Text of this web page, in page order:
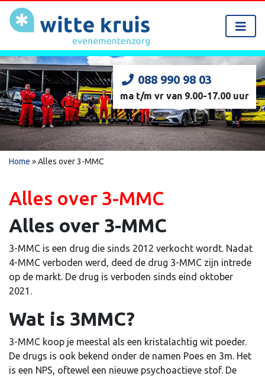
088 990 98 03
ma t/m vr van 9.00-17.00 uur
Home »Alles over 3-MMC
Alles over 3-MMC
Alles over 3-MMC
3-MMC is een drug die sinds 2012 verkocht wordt. Nadat
4-MMC verboden werd, deed de drug 3-MMC zijn intrede
op de markt. De drug is verboden sinds eind oktober
2021.
Wat is 3MMC?
3-MMC koop je meestal als een kristalachtig wit poeder.
De drugs is ook bekend onder de namen Poes en 3m. Het
is een NPS, oftewel een nieuwe psychoactieve stof. De